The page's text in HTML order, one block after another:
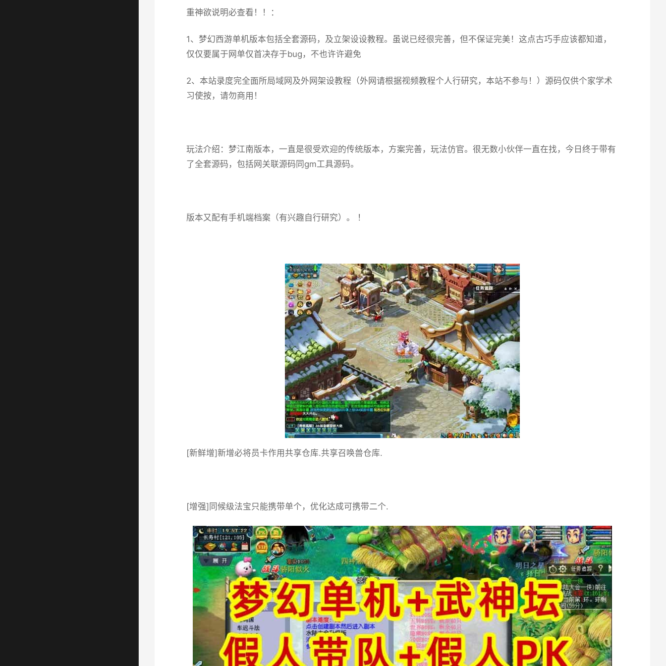
重神欲说明必查看！！：
1、 梦幻西游单机版本包括全套源码，及立架设设教程。虽说已经很完善，但不保证完美！这点古巧手应该都知道，
仅仅要属于网单仅首决存于bug，不也许许避免
2、本站录度完全面所局域网及外网架设教程（外网请根据视频教程个人行研究，本站不参与！）源码仅供个家学术
习使按，请勿商用！
玩法介绍：梦江南版本，一直是很受欢迎的传统版本，方案完善，玩法仿官。很无数小伙伴一直在找，今日终于带有
了全套源码，包括网关联源码同gm工具源码。
版本又配有手机端档案（有兴趣自行研究）。 ！
[新鲜增]新增必将员卡作用共享仓库.共享召唤兽仓库.
[增强]同候级法宝只能携带单个，优化达成可携带二个.